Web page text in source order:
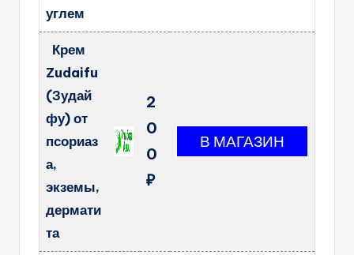
углем
Крем
Zudaifu
(Зудай
фу) от
псориаз
а,
экземы,
дермати
та
2
0
0
₽